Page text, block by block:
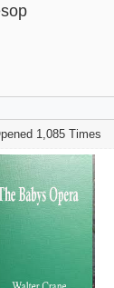
1,085 Times